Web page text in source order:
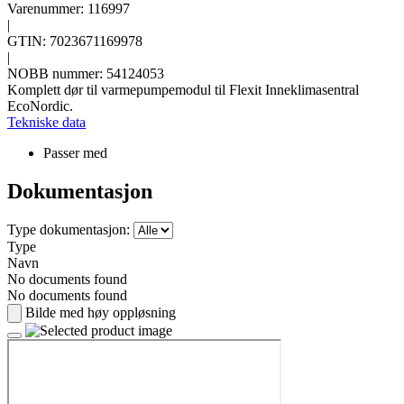
Varenummer: 116997
|
GTIN: 7023671169978
|
NOBB nummer: 54124053
Komplett dør til varmepumpemodul til Flexit Inneklimasentral
EcoNordic.
Tekniske data
Passer med
Dokumentasjon
Type dokumentasjon:
Type
Navn
No documents found
No documents found
Bilde med høy oppløsning